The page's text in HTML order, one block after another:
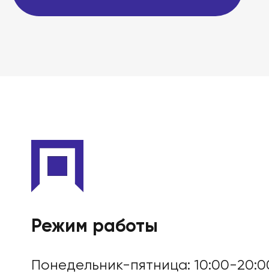
Режим работы
Понедельник-пятница: 10:00-
Контакты